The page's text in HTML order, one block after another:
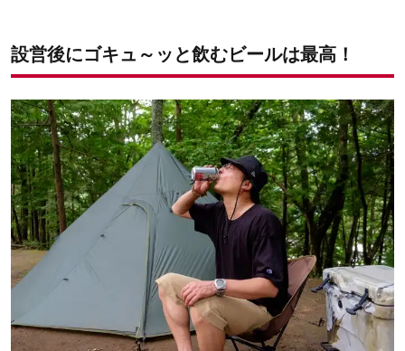
5つ目の方法：身近なもので即席の急冷マシンを作って冷やす！
設営後にゴキュ～ッと飲むビールは最高！